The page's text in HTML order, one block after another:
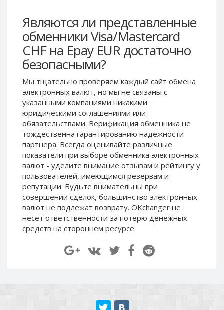
Являются ли представленные
обменники Visa/Mastercard
CHF на Epay EUR достаточно
безопасными?
Мы тщательно проверяем каждый сайт обмена
электронных валют, но мы не связаны c
указанными компаниями никакими
юридическими соглашениями или
обязательствами. Верификация обменника не
тождественна гарантированию надежности
партнера. Всегда оценивайте различные
показатели при выборе обменника электронных
валют - уделите внимание отзывам и рейтингу у
пользователей, имеющимся резервам и
репутации. Будьте внимательны при
совершении сделок, большинство электронных
валют не подлежат возврату. OKchanger не
несет ответственности за потерю денежных
средств на стороннем ресурсе.
PaySera EUR
PaySera PLN
AliPay CNY
UnionPay CNY
Paymer USD
Paymer RUB
Paymer UAH
Capitalist USD
Capitalist RUB
Capitalist EUR
Payoneer USD
Revolut Binance USD
(BUSD)
Revolut USD
Revolut EUR
PaySera EUR
PaySera PLN
AliPay CNY
Paymer USD
Paymer RUB
Capitalist USD
Capitalist RUB
Capitalist EUR
Payoneer USD
Payoneer EUR
Revolut Binance USD
(BUSD)
Revolut USD
Revolut GBP
Piastrix USD